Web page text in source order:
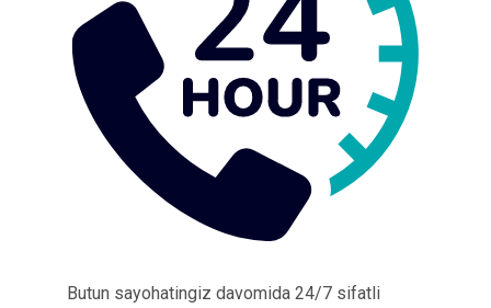
Butun sayohatingiz davomida 24/7 sifatli